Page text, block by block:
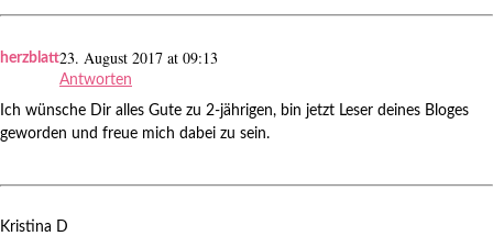
herzblatt23. August 2017 at 09:13
Antworten
Ich wünsche Dir alles Gute zu 2-jährigen, bin jetzt Leser deines Bloges
geworden und freue mich dabei zu sein.
Kristina D